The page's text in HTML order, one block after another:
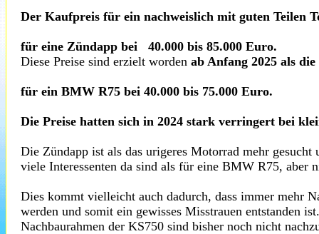
Der Kaufpreis für ein nachweislich mit guten Teilen
für eine Zündapp bei 40.000 bis 85.000 Euro.
Diese Preise sind erzielt worden ab Anfang 2025 als
für ein BMW R75 bei 40.000 bis 75.000 Euro.
Die Preise hatten sich in 2024 stark verringert bei
Die Zündapp ist als das urigeres Motorrad mehr
viele Interessenten da sind als für eine BMW R75, aber
Dies kommt vielleicht auch dadurch, dass immer mehr
werden und somit ein gewisses Misstrauen entstanden ist.
Nachbaurahmen der KS750 sind bisher noch nicht